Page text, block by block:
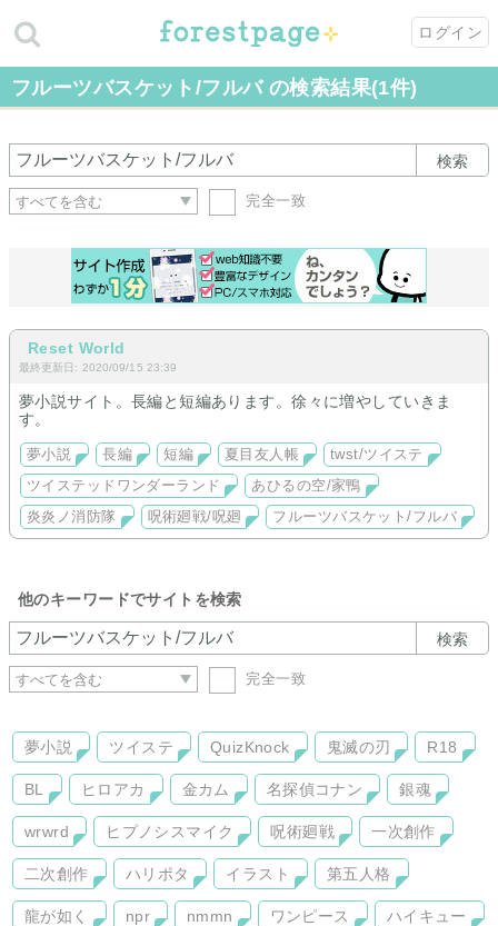
ログイン
フルーツバスケット/フルバ の検索結果(1件)
検索
完全一致
Reset World
最終更新日: 2020/09/15 23:39
夢小説サイト。長編と短編あります。徐々に増やしていきま
す。
夢小説 長編 短編 夏目友人帳
twst/ツイステ
ツイステッドワンダーランド
あひるの空/家鴨
炎炎ノ消防隊
呪術廻戦/呪廻 フルーツバスケット/フルバ
他のキーワードでサイトを検索
検索
完全一致
夢小説 ツイステ QuizKnock 鬼滅の刃 R18
BL ヒロアカ 金カム 名探偵コナン 銀魂
wrwrd ヒプノシスマイク 呪術廻戦 一次創作
二次創作 ハリポタ イラスト 第五人格
龍が如く npr nmmn ワンピース ハイキュー